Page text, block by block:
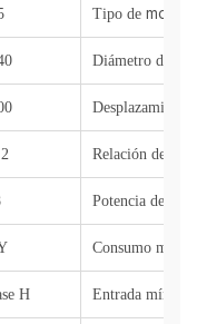
Tipo de motor
Diámetro del
Relación de
Potencia de
Consumo
H Entrada